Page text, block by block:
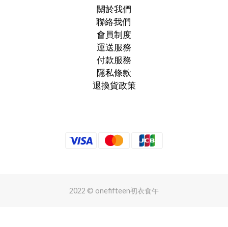
關於我們
聯絡我們
會員制度
運送服務
付款服務
隱私條款
退換貨政策
2022 © onefifteen初衣食午